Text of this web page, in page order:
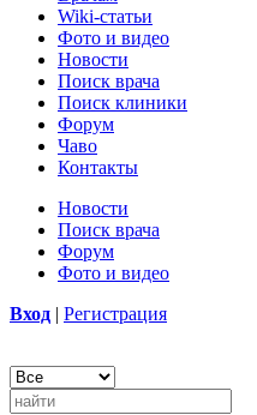
Wiki-статьи
Фото и видео
Новости
Поиск врача
Поиск клиники
Форум
Чаво
Контакты
Новости
Поиск врача
Форум
Фото и видео
Вход | Регистрация